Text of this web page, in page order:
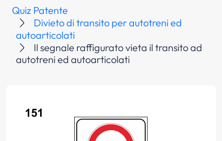
Quiz Patente
Divieto di transito per autotreni ed
autoarticolati
Il segnale raffigurato vieta il transito ad
autotreni ed autoarticolati